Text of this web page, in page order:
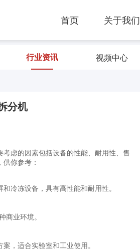
首页 关于我们
行业资讯 视频中心
分机
虑的因素包括设备的性能、耐用性、售
你参考：
冷冻设备，具有高性能和耐用性。
商业环境。
，适合实验室和工业使用。